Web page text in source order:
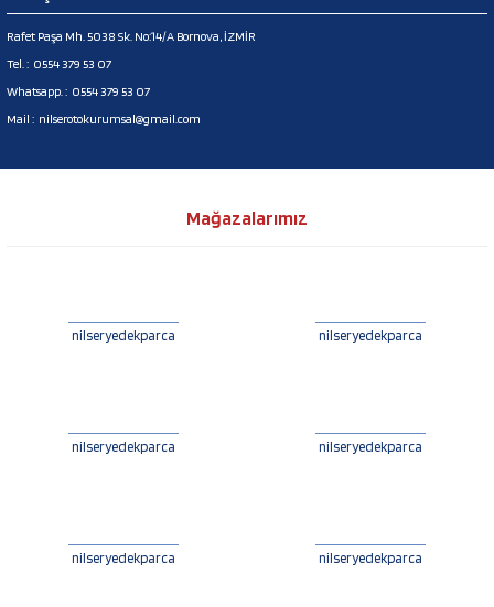
Rafet Paşa Mh. 5038 Sk. No:14/A Bornova, İZMİR
Tel. : 0554 379 53 07
Whatsapp. : 0554 379 53 07
Mail : nilserotokurumsal@gmail.com
Mağazalarımız
nilseryedekparca nilseryedekparca
nilseryedekparca nilseryedekparca
nilseryedekparca nilseryedekparca